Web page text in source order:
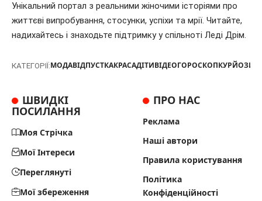
Унікальний портал з реальними жіночими історіями про
життєві випробування, стосунки, успіхи та мрії. Читайте,
надихайтесь і знаходьте підтримку у спільноті Леді Дрім.
КАТЕГОРІЇ:МОДАВІДПУСТКАКРАСАДІТИВІДЕОГОРОСКОПКУРЙОЗИ
ШВИДКІ
ПОСИЛАННЯ
Моя Стрічка
Мої Інтереси
Переглянуті
Мої збереження
ПРО НАС
Реклама
Наші автори
Правила користування
Політика
Конфіденційності